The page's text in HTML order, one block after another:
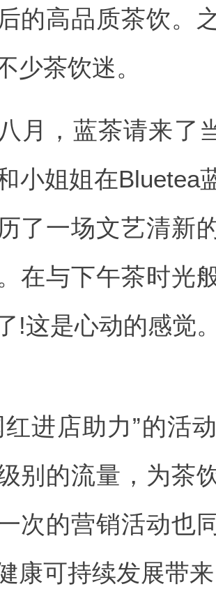
的高品质茶饮。
少茶饮迷。
月，蓝茶请来了
小姐姐在Bluetea
了一场文艺清新
在与下午茶时光
!这是心动的感觉
红进店助力”的活
级别的流量，为茶
次的营销活动也
康可持续发展带